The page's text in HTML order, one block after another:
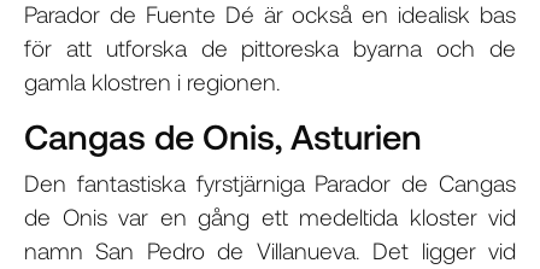
Parador de Fuente Dé är också en idealisk bas
för att utforska de pittoreska byarna och de
gamla klostren i regionen.
Cangas de Onis, Asturien
Den fantastiska fyrstjärniga Parador de Cangas
de Onis var en gång ett medeltida kloster vid
namn San Pedro de Villanueva. Det ligger vid